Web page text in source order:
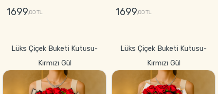
1699,00 TL 1699,00 TL
Lüks Çiçek Buketi Kutusu-
Kırmızı Gül
Lüks Çiçek Buketi Kutusu-
Kırmızı Gül